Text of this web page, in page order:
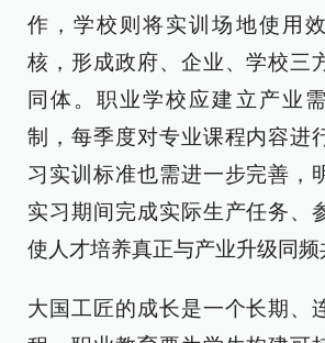
作，学校则将实训场地使用
核，形成政府、企业、学校三
同体。职业学校应建立产业
制，每季度对专业课程内容进
习实训标准也需进一步完善，
实习期间完成实际生产任务、
使人才培养真正与产业升级同频
大国工匠的成长是一个长期、